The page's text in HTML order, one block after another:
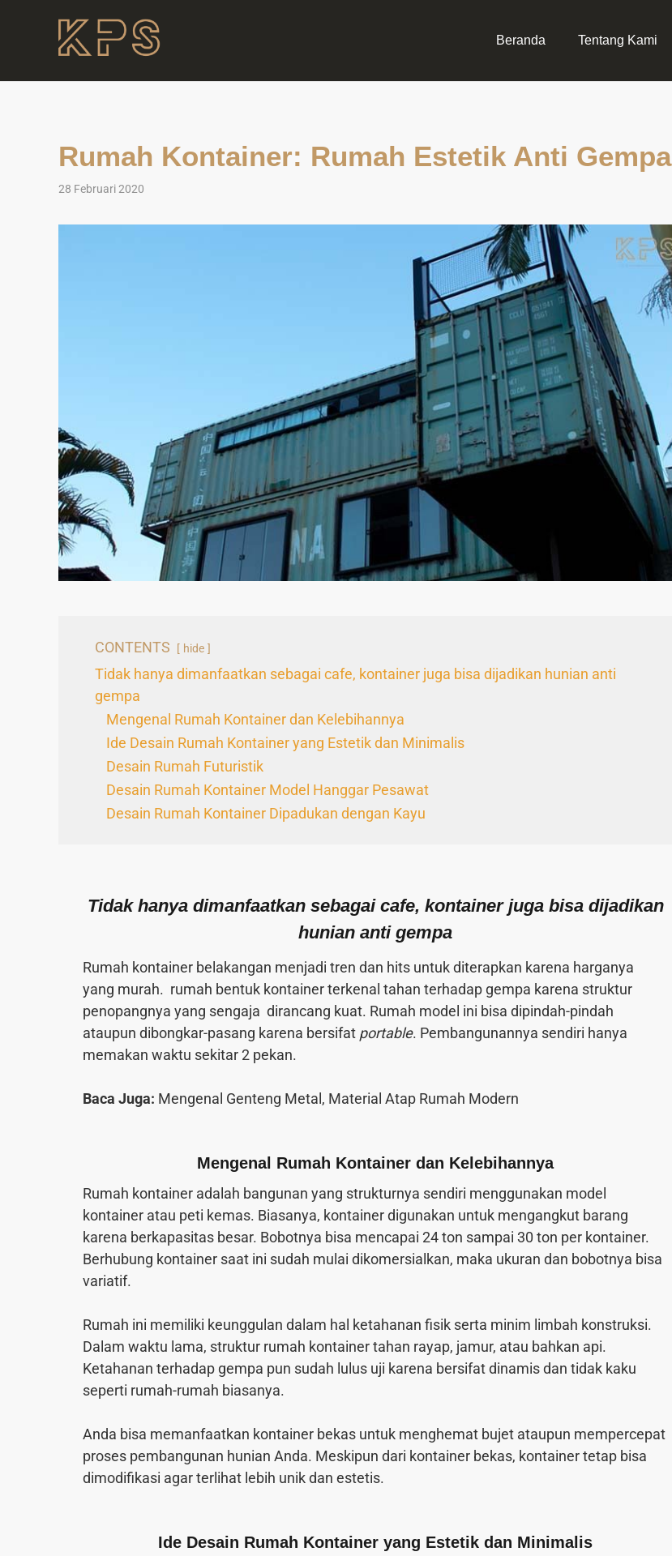
Beranda Tentang Kami
Rumah Kontainer: Rumah Estetik Anti Gempa
28 Februari 2020
CONTENTS hide
Tidak hanya dimanfaatkan sebagai cafe, kontainer juga bisa dijadikan hunian anti
gempa
Mengenal Rumah Kontainer dan Kelebihannya
Ide Desain Rumah Kontainer yang Estetik dan Minimalis
Desain Rumah Futuristik
Desain Rumah Kontainer Model Hanggar Pesawat
Desain Rumah Kontainer Dipadukan dengan Kayu
Tidak hanya dimanfaatkan sebagai cafe, kontainer juga bisa dijadikan
hunian anti gempa
Rumah kontainer belakangan menjadi tren dan hits untuk diterapkan karena harganya
yang murah. rumah bentuk kontainer terkenal tahan terhadap gempa karena struktur
penopangnya yang sengaja dirancang kuat. Rumah model ini bisa dipindah-pindah
ataupun dibongkar-pasang karena bersifat portable. Pembangunannya sendiri hanya
memakan waktu sekitar 2 pekan.
Baca Juga: Mengenal Genteng Metal, Material Atap Rumah Modern
Mengenal Rumah Kontainer dan Kelebihannya
Rumah kontainer adalah bangunan yang strukturnya sendiri menggunakan model
kontainer atau peti kemas. Biasanya, kontainer digunakan untuk mengangkut barang
karena berkapasitas besar. Bobotnya bisa mencapai 24 ton sampai 30 ton per kontainer.
Berhubung kontainer saat ini sudah mulai dikomersialkan, maka ukuran dan bobotnya bisa
variatif.
Rumah ini memiliki keunggulan dalam hal ketahanan fisik serta minim limbah konstruksi.
Dalam waktu lama, struktur rumah kontainer tahan rayap, jamur, atau bahkan api.
Ketahanan terhadap gempa pun sudah lulus uji karena bersifat dinamis dan tidak kaku
seperti rumah-rumah biasanya.
Anda bisa memanfaatkan kontainer bekas untuk menghemat bujet ataupun mempercepat
proses pembangunan hunian Anda. Meskipun dari kontainer bekas, kontainer tetap bisa
dimodifikasi agar terlihat lebih unik dan estetis.
Ide Desain Rumah Kontainer yang Estetik dan Minimalis